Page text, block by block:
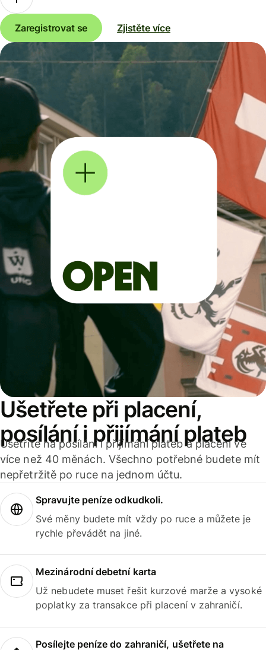
Zaregistrovat se Zjistěte více
Ušetřete při placení,
posílání i přijímání plateb
Ušetříte na posílání i přijímání plateb a placení ve
více než 40 měnách. Všechno potřebné budete mít
nepřetržitě po ruce na jednom účtu.
Spravujte peníze odkudkoli.
Své měny budete mít vždy po ruce a můžete je
rychle převádět na jiné.
Mezinárodní debetní karta
Už nebudete muset řešit kurzové marže a vysoké
poplatky za transakce při placení v zahraničí.
Posílejte peníze do zahraničí, ušetřete na